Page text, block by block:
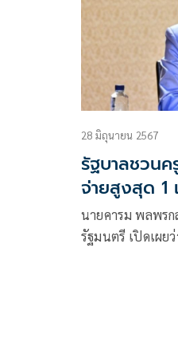
28 มิถุนายน 2567
รัฐบาลชวน
จ่ายสูงสุด 1
นายคารม พลพรก
รัฐมนตรี เปิดเผย